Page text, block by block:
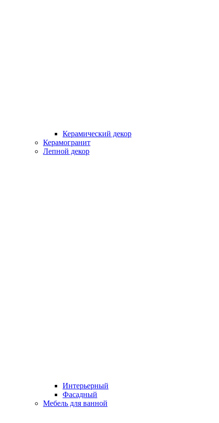
Керамический декор
Керамогранит
Лепной декор
Интерьерный
Фасадный
Мебель для ванной